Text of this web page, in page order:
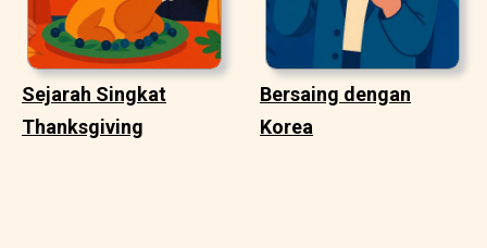
Sejarah Singkat
Thanksgiving
Bersaing dengan
Korea